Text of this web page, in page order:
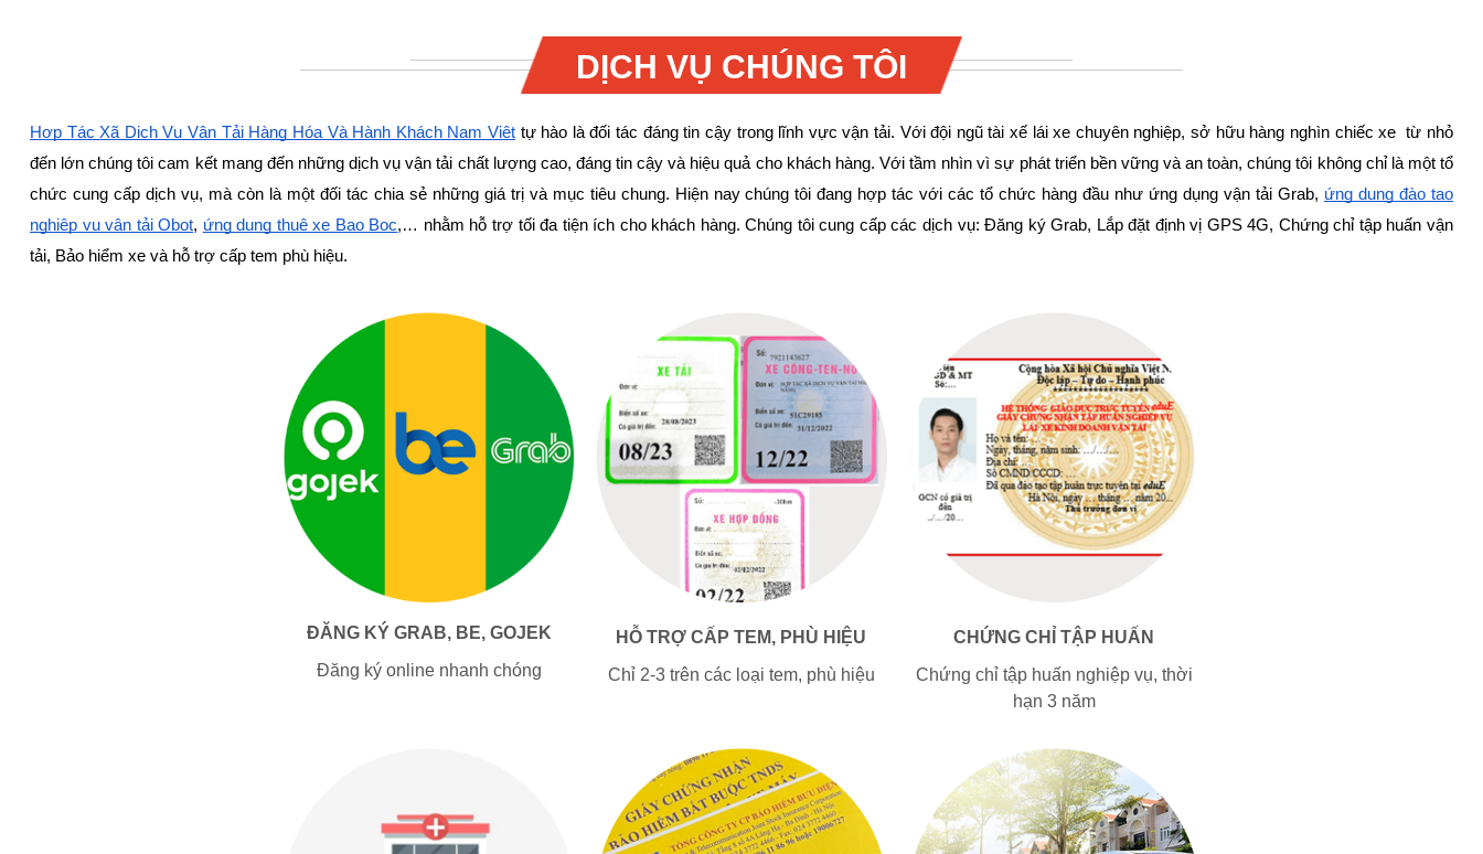
DỊCH VỤ CHÚNG TÔI
Hợp Tác Xã Dịch Vụ Vận Tải Hàng Hóa Và Hành Khách Nam Việttự hào là đối tác đáng tin cậy trong lĩnh vực vận tải. Với đội ngũ tài xế lái xe chuyên nghiệp, sở hữu hàng nghìn chiếc xe từ nhỏ
đến lớn chúng tôi cam kết mang đến những dịch vụ vận tải chất lượng cao, đáng tin cậy và hiệu quả cho khách hàng. Với tầm nhìn vì sự phát triển bền vững và an toàn, chúng tôi không chỉ là một tổ
chức cung cấp dịch vụ, mà còn là một đối tác chia sẻ những giá trị và mục tiêu chung. Hiện nay chúng tôi đang hợp tác với các tổ chức hàng đầu như ứng dụng vận tải Grab, ứng dụng đào tạo
nghiệp vụ vận tải Obot, ứng dụng thuê xe Bao Bọc,… nhằm hỗ trợ tối đa tiện ích cho khách hàng. Chúng tôi cung cấp các dịch vụ: Đăng ký Grab, Lắp đặt định vị GPS 4G, Chứng chỉ tập huấn vận
tải, Bảo hiểm xe và hỗ trợ cấp tem phù hiệu.
ĐĂNG KÝ GRAB, BE, GOJEK
Đăng ký online nhanh chóng
HỖ TRỢ CẤP TEM, PHÙ HIỆU
Chỉ 2-3 trên các loại tem, phù hiệu
CHỨNG CHỈ TẬP HUẤN
Chứng chỉ tập huấn nghiệp vụ, thời
hạn 3 năm